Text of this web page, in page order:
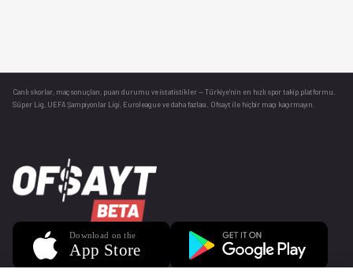
Canlı skorlar , maç sonuçları, puan durumu ve istatistikler — Türkiye’nin en hızlı spor takip platformu.
Süper Lig, UEFA Şampiyonlar Ligi, Euroleague ve daha fazlası. Ofsayt ile hiçbir maçı kaçırmayın.